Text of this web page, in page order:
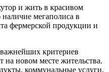
и жить в красивом
мегаполиса в
фермерской продукции и
критериев
на новом месте жительства.
коммунальные услуги,